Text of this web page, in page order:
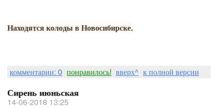
Находятся колоды в Новосибирске.
комментарии: 0 понравилось! вверх^ к полной версии
Сирень июньская
14-06-2018 13:25